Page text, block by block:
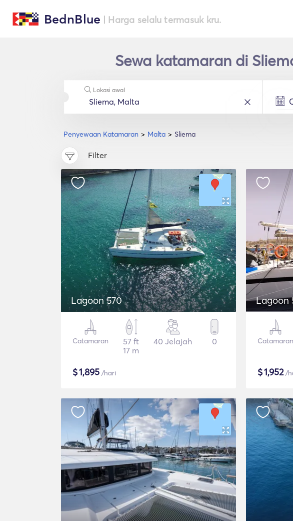
BednBlue | Harga selalu termasuk kru.
Sewa katamaran di
Penyewaan Katamaran Malta Sliema
Lokasi awal
Filter
Lagoon 570
Catamaran
57 ft
17 m
40 Jelajah 0
$1,895 /hari
Lagoon
Catamaran
$1,952/